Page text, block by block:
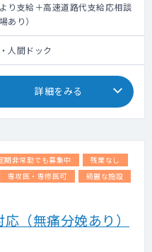
り支給＋高速道路代支給応相談
あり）
人間ドック
詳細をみる
期非常勤でも募集中
残業なし
専攻医・専修医可
綺麗な施設
（無痛分娩あり）